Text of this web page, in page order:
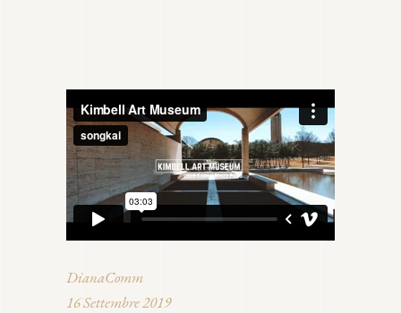
DianaComm
16 Settembre 2019